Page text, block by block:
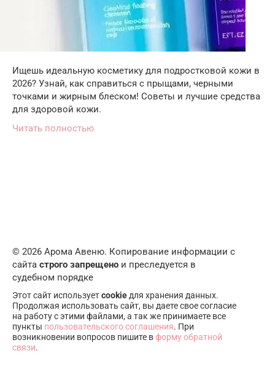
Ищешь идеальную косметику для подростковой кожи в
2026? Узнай, как справиться с прыщами, черными
точками и жирным блеском! Советы и лучшие средства
для здоровой кожи.
Читать полностью
© 2026 Арома Авеню. Копирование информации с
сайта строго запрещено и преследуется в
судебном порядке
Этот сайт используетcookie для хранения данных.
Продолжая использовать сайт, вы даете свое согласие
на работу с этими файлами, а так же принимаете все
пункты пользовательского соглашения. При
возникновении вопросов пишите вформу обратной
связи.